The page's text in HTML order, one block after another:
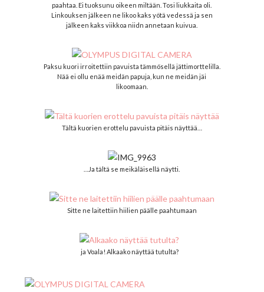
paahtaa. Ei tuoksunu oikeen miltään. Tosi liukkaita oli.
Linkouksen jälkeen ne likoo kaks yötä vedessä ja sen
jälkeen kaks viikkoa niidn annetaan kuivua.
Paksu kuori irroitettiin pavuista tämmösellä jättimorttelilla.
Nää ei ollu enää meidän papuja, kun ne meidän jäi
likoomaan.
Tältä kuorien erottelu pavuista pitäis näyttää…
…Ja tältä se meikäläisellä näytti.
Sitte ne laitettiin hiilien päälle paahtumaan
ja Voala! Alkaako näyttää tutulta?